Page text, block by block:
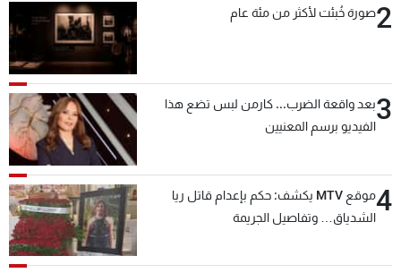
2صورة خُبئت لأكثر من مئة عام
3بعد واقعة الضرب... كارمن لبس تضع هذا
الفيديو برسم المعنيين
4
موقع MTV يكشف: حكم بإعدام قاتل ريا
الشدياق… وتفاصيل الجريمة